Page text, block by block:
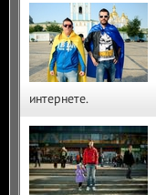
интернете.